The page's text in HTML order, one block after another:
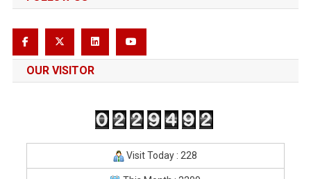
OUR VISITOR
Visit Today : 228